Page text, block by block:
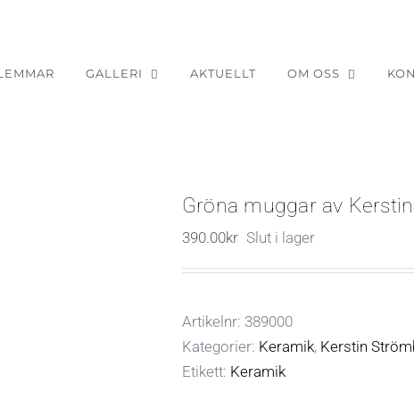
GALLERI AKTUELLT OM OSS
Gröna muggar av
390.00kr Slut i lager
Artikelnr: 389000
Kategorier: Keramik, Kerstin
Etikett: Keramik